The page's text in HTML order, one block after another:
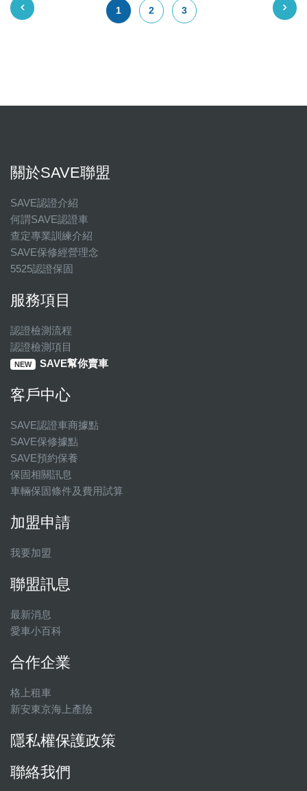
1 2 3
關於SAVE聯盟
SAVE認證介紹
何謂SAVE認證車
查定專業訓練介紹
SAVE保修經營理念
5525認證保固
服務項目
認證檢測流程
認證檢測項目
NEW SAVE幫你賣車
客戶中心
SAVE認證車商據點
SAVE保修據點
SAVE預約保養
保固相關訊息
車輛保固條件及費用試算
加盟申請
我要加盟
聯盟訊息
最新消息
愛車小百科
合作企業
格上租車
新安東京海上產險
隱私權保護政策
聯絡我們